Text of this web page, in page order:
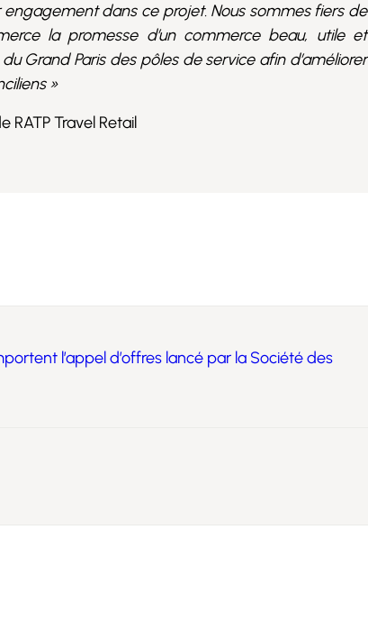
dans ce projet. Nous sommes fiers de
la promesse d’un commerce beau, utile et
Grand Paris des pôles de service afin d’améliorer
»
RATP Travel Retail
l’appel d’offres lancé par la Société des